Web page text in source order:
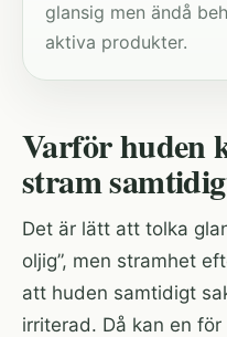
glansig men ändå
aktiva produkter.
Varför huden
stram
Det är lätt att tolka
oljig”, men stramhet
att huden samtidigt
irriterad. Då kan en